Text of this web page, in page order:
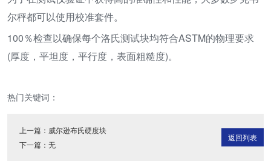
尔秤都可以使用校准套件。
100％检查以确保每个洛氏测试块均符合ASTM的物理要求
(厚度，平坦度，平行度，表面粗糙度)。
热门关键词：
上一篇： 威尔逊布氏硬度块
下一篇：无
返回列表